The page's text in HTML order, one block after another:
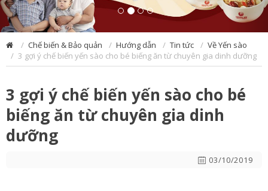
Chế biến & Bảo quản Hướng dẫn Tin tức
Về Yến sào
3 gợi ý chế biến yến sào cho bé biếng ăn từ chuyên gia dinh dưỡng
3 gợi ý chế biến yến sào cho bé
biếng ăn từ chuyên gia dinh
dưỡng
03/10/2019